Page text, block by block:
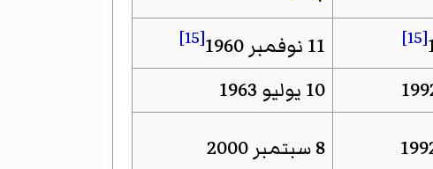
[15] 11 نوفمبر 1960 [15]
10 يوليو 1963
8 سبتمبر 2000